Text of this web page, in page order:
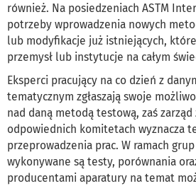
również. Na posiedzeniach ASTM
potrzeby wprowadzenia nowych
lub modyfikacje już istniejących, które
przemysł lub instytucje na całym
Eksperci pracujący na co dzień z
tematycznym zgłaszają swoje
nad daną metodą testową, zaś zarząd
odpowiednich komitetach wyznacza
przeprowadzenia prac. W ramach
wykonywane są testy, porównania
producentami aparatury na temat